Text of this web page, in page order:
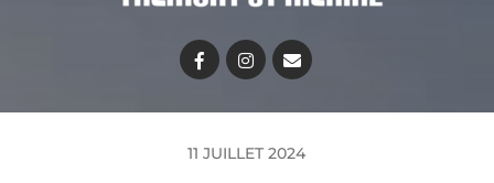
11 JUILLET 2024